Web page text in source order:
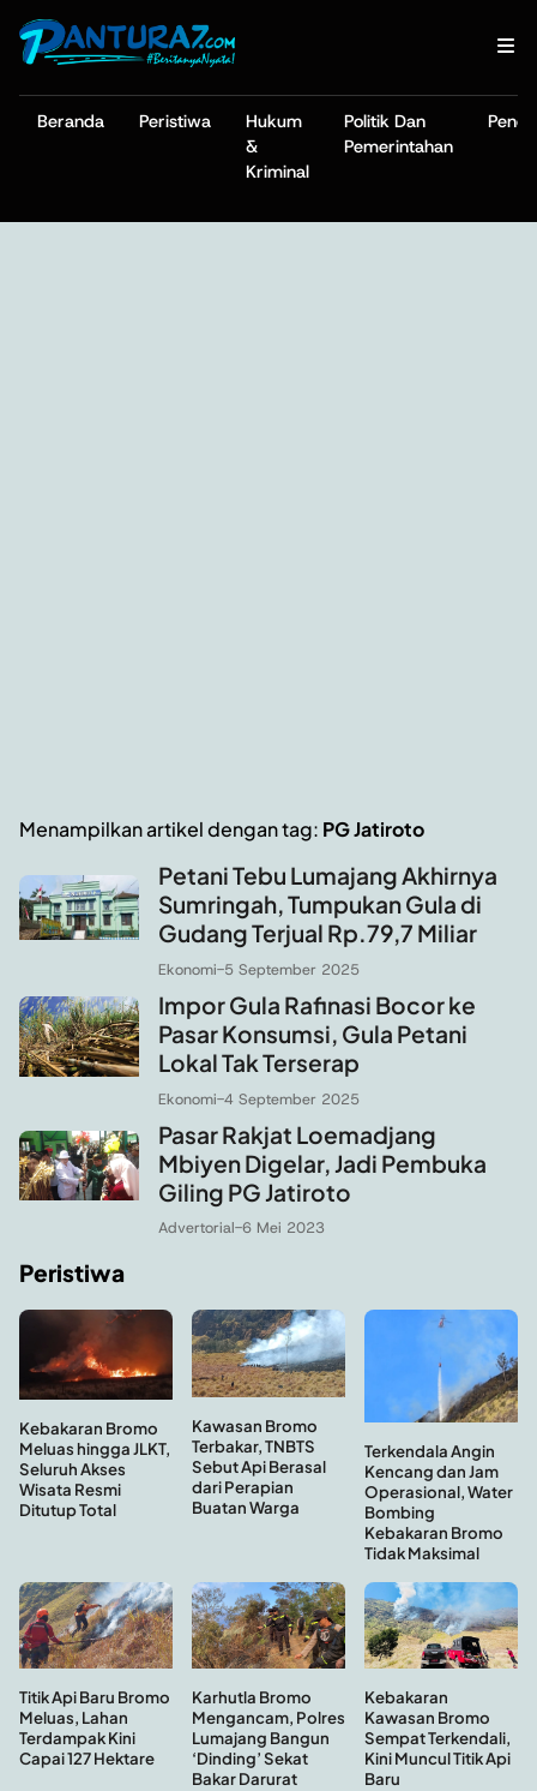
Beranda Peristiwa
Hukum
&
Kriminal
Politik Dan
Pemerintahan
Menampilkan artikel dengan tag: PG Jatiroto
Petani Tebu Lumajang Akhirnya
Sumringah, Tumpukan Gula di
Gudang Terjual Rp.79,7 Miliar
Ekonomi-5 September 2025
Impor Gula Rafinasi Bocor ke
Pasar Konsumsi, Gula Petani
Lokal Tak Terserap
Ekonomi-4 September 2025
Pasar Rakjat Loemadjang
Mbiyen Digelar, Jadi Pembuka
Giling PG Jatiroto
Advertorial-6 Mei 2023
Peristiwa
Kebakaran Bromo
Meluas hingga JLKT,
Seluruh Akses
Wisata Resmi
Ditutup Total
Kawasan Bromo
Terbakar, TNBTS
Sebut Api Berasal
dari Perapian
Buatan Warga
Terkendala Angin
Kencang dan Jam
Operasional, Water
Bombing
Kebakaran Bromo
Tidak Maksimal
Titik Api Baru Bromo
Meluas, Lahan
Terdampak Kini
Capai 127 Hektare
Karhutla Bromo
Mengancam, Polres
Lumajang Bangun
‘Dinding’ Sekat
Bakar Darurat
Kebakaran
Kawasan Bromo
Sempat Terkendali,
Kini Muncul Titik Api
Baru